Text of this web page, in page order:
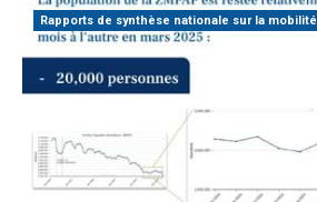
Rapports de synthèse nationale sur la mobilité